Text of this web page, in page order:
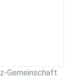
Gemeinschaft